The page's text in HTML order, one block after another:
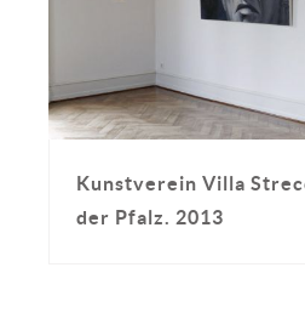
Kunstverein Villa
der Pfalz. 2013